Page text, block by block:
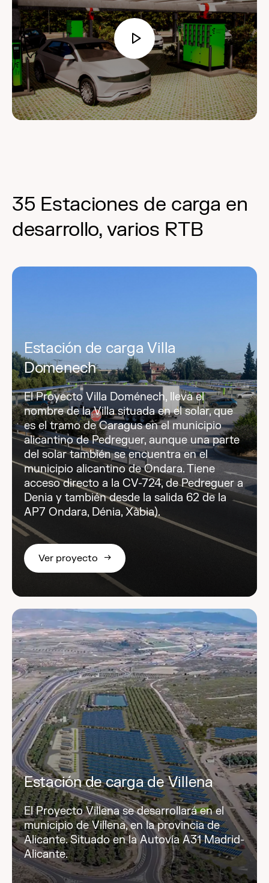
35 Estaciones de carga en
desarrollo, varios RTB
Estación de carga Villa
Domenech
El Proyecto Villa Doménech, lleva el
nombre de la Villa situada en el solar, que
es el tramo de Caragus en el municipio
alicantino de Pedreguer, aunque una parte
del solar también se encuentra en el
municipio alicantino de Ondara. Tiene
acceso directo a la CV-724, de Pedreguer a
Denia y también desde la salida 62 de la
AP7 Ondara, Dénia, Xàbia).
Ver proyecto
Estación de carga de Villena
El Proyecto Villena se desarrollará en el
municipio de Villena, en la provincia de
Alicante. Situado en la Autovía A31 Madrid-
Alicante.